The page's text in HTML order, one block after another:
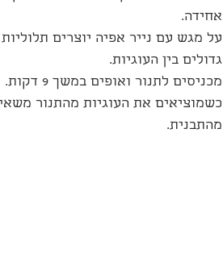
אחידה.
על מגש עם נייר אפיה יוצרים
גדולים בין העוגיות.
מכניסים לתנור ואופים במשך 9 דקות.
מהתבנית.